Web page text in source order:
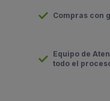
Compras con
Equipo de
todo el